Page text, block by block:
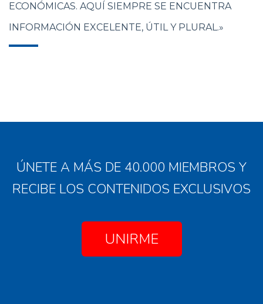
ECONÓMICAS. AQUÍ SIEMPRE SE ENCUENTRA
INFORMACIÓN EXCELENTE, ÚTIL Y PLURAL.»
ÚNETE A MÁS DE 40.000 MIEMBROS Y
RECIBE LOS CONTENIDOS EXCLUSIVOS
UNIRME